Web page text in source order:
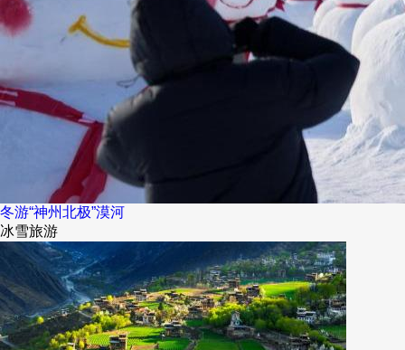
冬游“神州北极”漠河
冰雪旅游